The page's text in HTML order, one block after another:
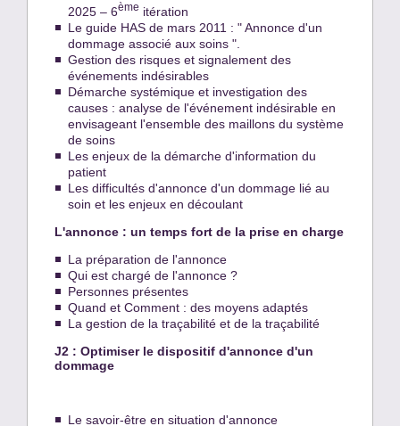
2025 – 6ème itération
Le guide HAS de mars 2011 : " Annonce d'un
dommage associé aux soins ".
Gestion des risques et signalement des
événements indésirables
Démarche systémique et investigation des
causes : analyse de l'événement indésirable en
envisageant l'ensemble des maillons du système
de soins
Les enjeux de la démarche d'information du
patient
Les difficultés d'annonce d'un dommage lié au
soin et les enjeux en découlant
L'annonce : un temps fort de la prise en charge
La préparation de l'annonce
Qui est chargé de l'annonce ?
Personnes présentes
Quand et Comment : des moyens adaptés
La gestion de la traçabilité et de la traçabilité
J2 : Optimiser le dispositif d'annonce d'un
dommage
Le savoir-être en situation d'annonce